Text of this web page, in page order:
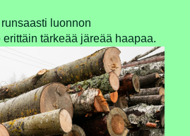
luonnon
tärkeää järeää haapaa.